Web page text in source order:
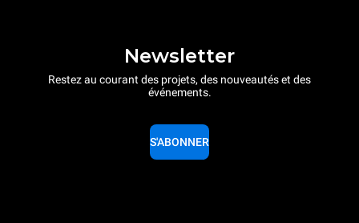
Newsletter
Restez au courant des projets, des nouveautés et des
événements.
S'ABONNER